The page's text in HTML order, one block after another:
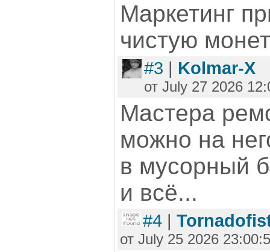
Маркетинг
чистую
#3 | Kolmar-X
от July 27 2026
Мастера
можно на
в мусорный
и всё...
#4 |
от July 25 2026